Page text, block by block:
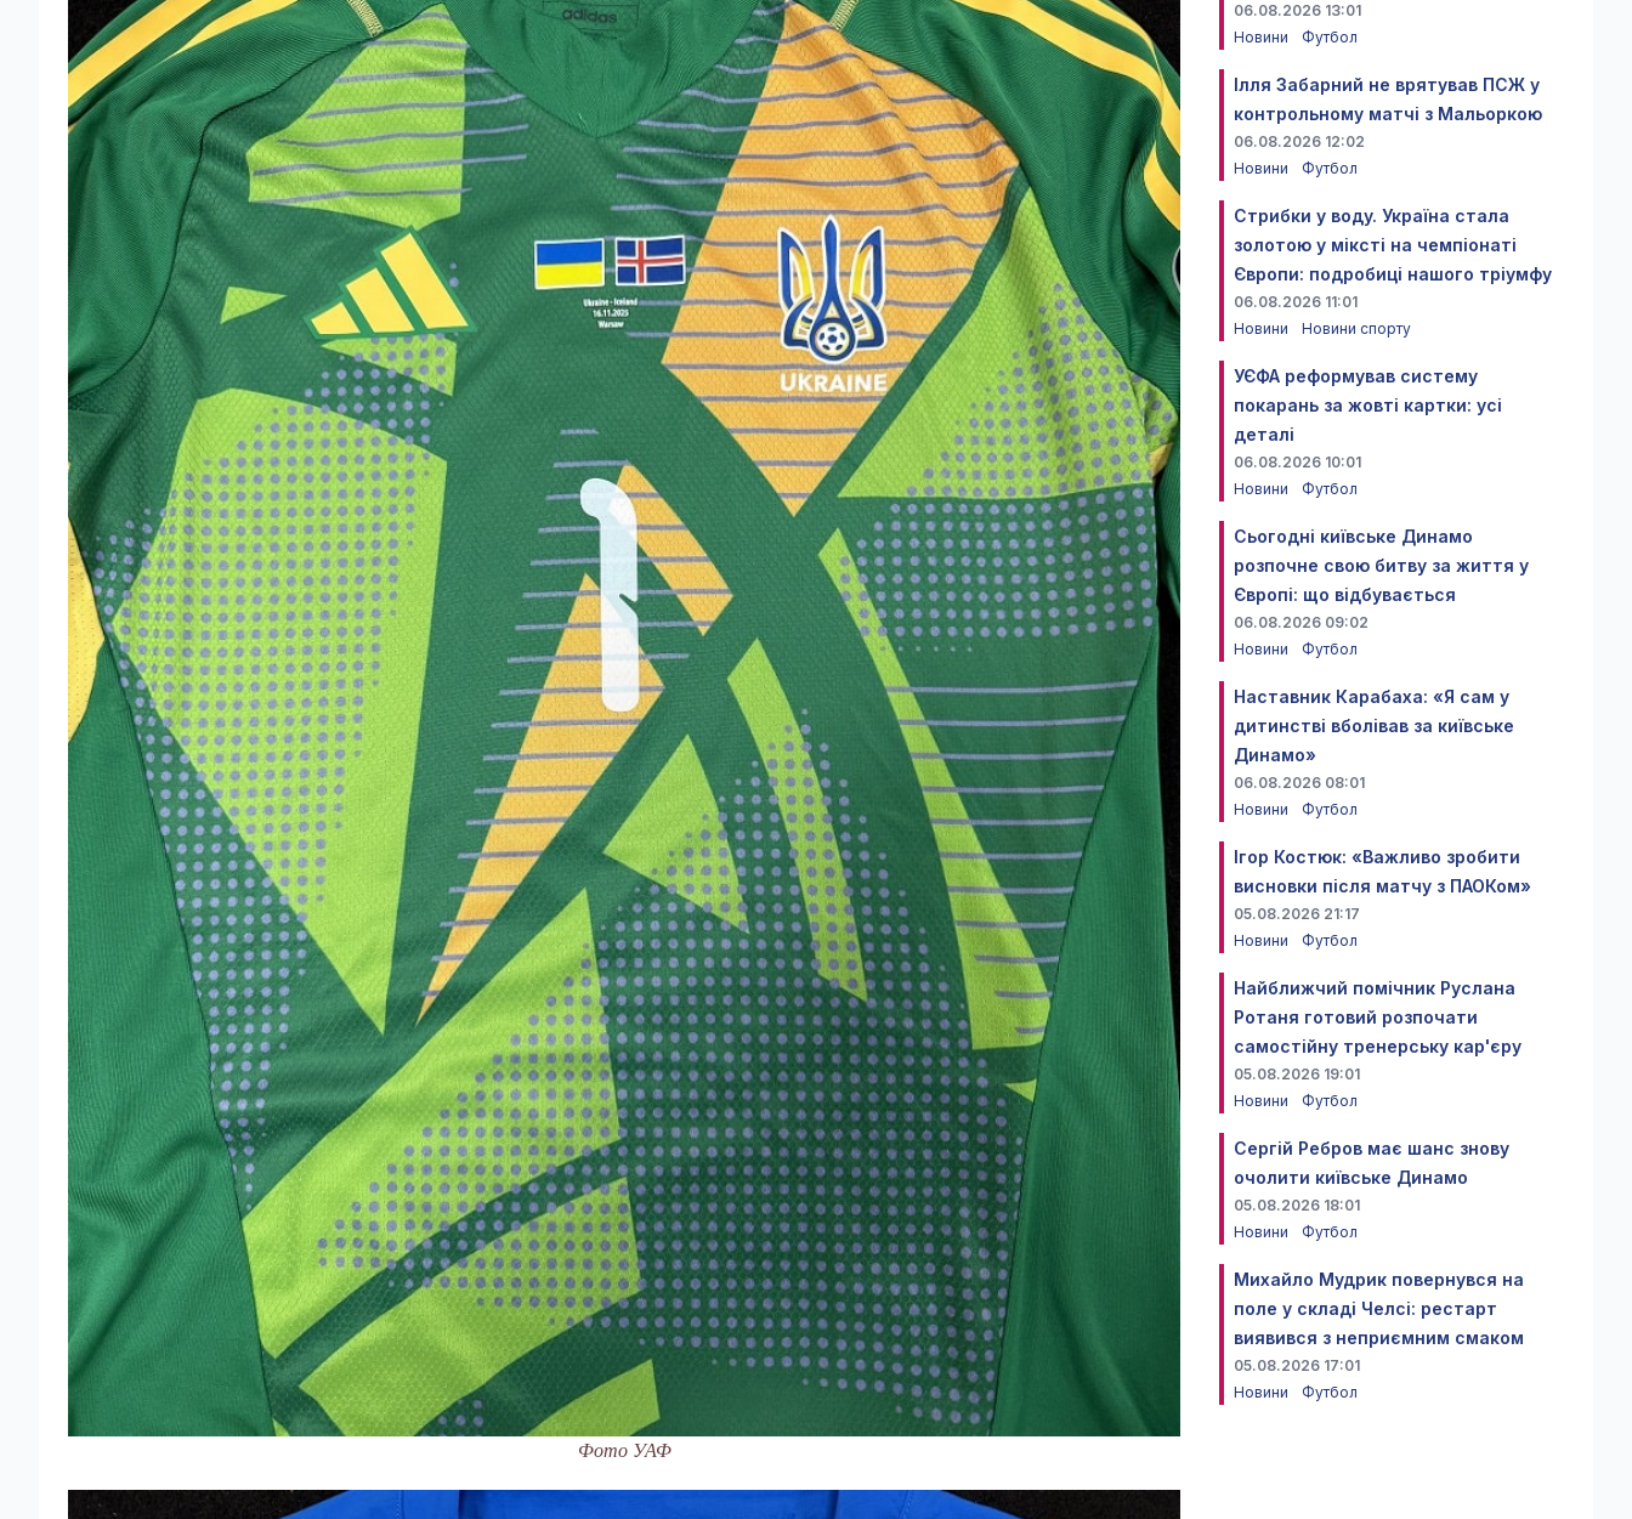
Фото УАФ
06.08.2026 13:01
Новини
Футбол
Ілля Забарний не врятував ПСЖ у
контрольному матчі з Мальоркою
06.08.2026 12:02
Новини
Футбол
Стрибки у воду. Україна стала
золотою у міксті на чемпіонаті
Європи: подробиці нашого тріумфу
06.08.2026 11:01
Новини
Новини спорту
УЄФА реформував систему
покарань за жовті картки: усі
деталі
06.08.2026 10:01
Новини
Футбол
Сьогодні київське Динамо
розпочне свою битву за життя у
Європі: що відбувається
06.08.2026 09:02
Новини
Футбол
Наставник Карабаха: «Я сам у
дитинстві вболівав за київське
Динамо»
06.08.2026 08:01
Новини
Футбол
Ігор Костюк: «Важливо зробити
висновки після матчу з ПАОКом»
05.08.2026 21:17
Новини
Футбол
Найближчий помічник Руслана
Ротаня готовий розпочати
самостійну тренерську кар'єру
05.08.2026 19:01
Новини
Футбол
Сергій Ребров має шанс знову
очолити київське Динамо
05.08.2026 18:01
Новини
Футбол
Михайло Мудрик повернувся на
поле у складі Челсі: рестарт
виявився з неприємним смаком
05.08.2026 17:01
Новини
Футбол